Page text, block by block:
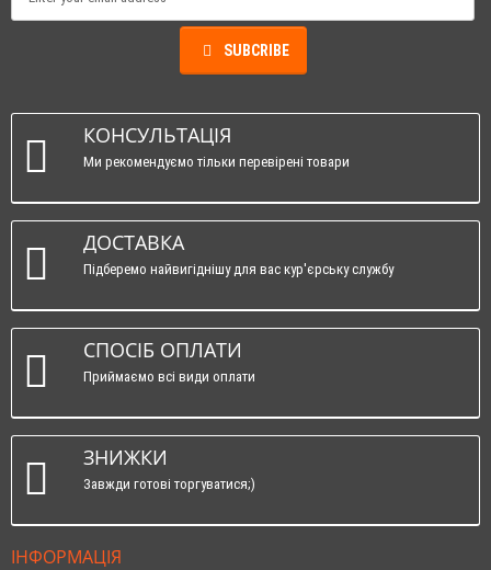
SUBCRIBE
КОНСУЛЬТАЦІЯ
Ми рекомендуємо тільки перевірені товари
ДОСТАВКА
Підберемо найвигіднішу для вас кур'єрську службу
СПОСІБ ОПЛАТИ
Приймаємо всі види оплати
ЗНИЖКИ
Завжди готові торгуватися;)
ІНФОРМАЦІЯ